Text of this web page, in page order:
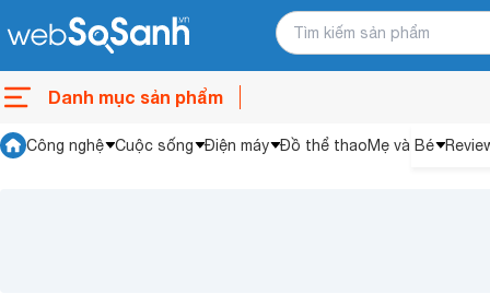
Danh mục sản phẩm
Công nghệ Cuộc sống Điện máy Đồ thể thaoMẹ và Bé